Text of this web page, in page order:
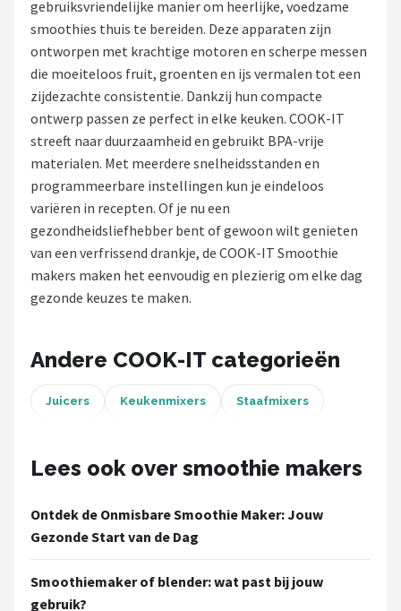
Restaurants
Keukenmachines
Staafmixers
Juicers
Shop
Kenwood
Moulinex
KitchenAid
Magimix
Bardi
Bartscher
gebruiksvriendelijke manier om heerlijke, voedzame
smoothies thuis te bereiden. Deze apparaten zijn
ontworpen met krachtige motoren en scherpe messen
die moeiteloos fruit, groenten en ijs vermalen tot een
zijdezachte consistentie. Dankzij hun compacte
ontwerp passen ze perfect in elke keuken. COOK-IT
streeft naar duurzaamheid en gebruikt BPA-vrije
materialen. Met meerdere snelheidsstanden en
programmeerbare instellingen kun je eindeloos
variëren in recepten. Of je nu een
gezondheidsliefhebber bent of gewoon wilt genieten
van een verfrissend drankje, de COOK-IT Smoothie
makers maken het eenvoudig en plezierig om elke dag
gezonde keuzes te maken.
Andere COOK-IT categorieën
Juicers Keukenmixers Staafmixers
Lees ook over smoothie makers
Ontdek de Onmisbare Smoothie Maker: Jouw
Gezonde Start van de Dag
Smoothiemaker of blender: wat past bij jouw
gebruik?